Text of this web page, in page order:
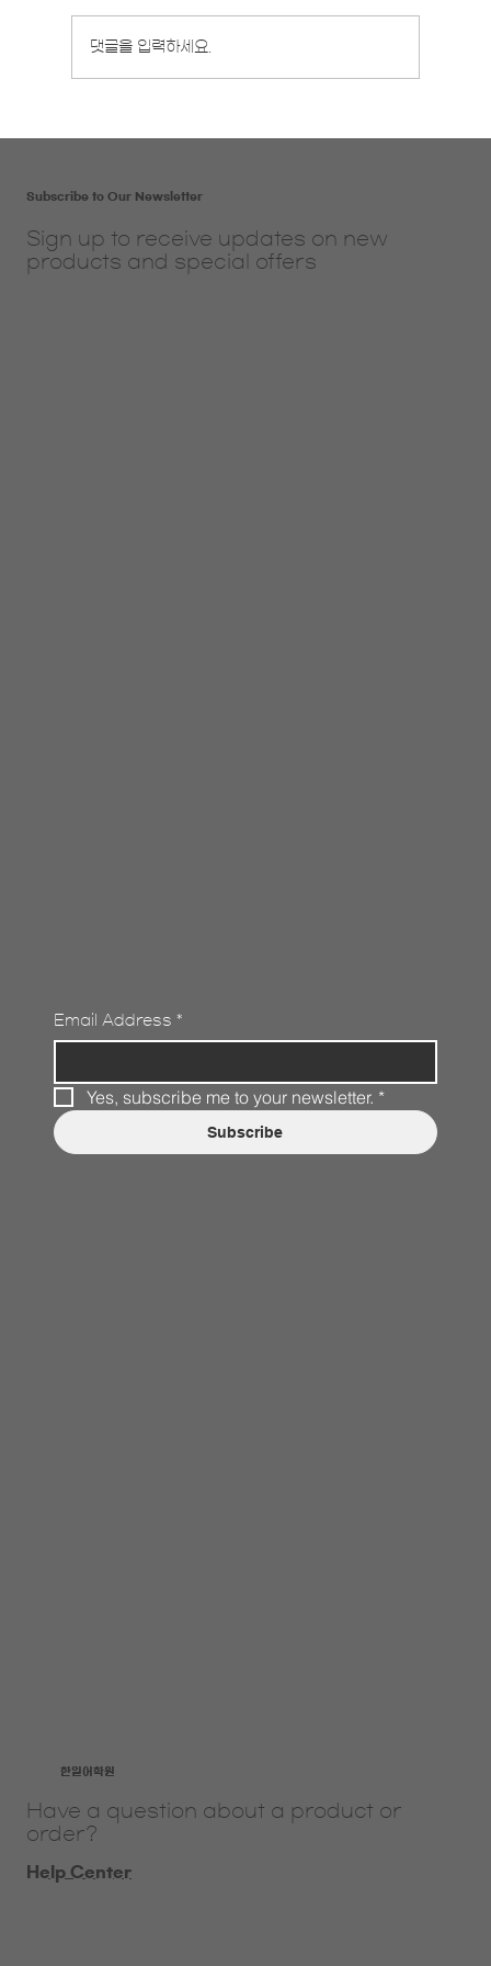
댓글을 입력하세요.
Subscribe to Our Newsletter
Sign up to receive updates on new
products and special offers
​한일어학원
Have a question about a product or
order?
Help Center
Email Address *
Yes, subscribe me to your newsletter. *
Subscribe